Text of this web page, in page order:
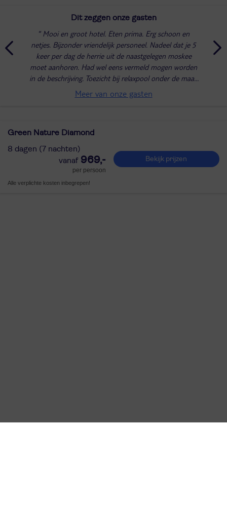
Dit zeggen onze gasten
Mooi en groot hotel. Eten prima. Erg schoon en
netjes. Bijzonder vriendelijk personeel. Nadeel dat je 5
keer per dag de herrie uit de naastgelegen moskee
moet aanhoren. Had wel eens vermeld mogen worden
in de beschrijving. Toezicht bij relaxpool onder de maat.
Ondanks verbod toch muziek, met ballen...
Meer van onze gasten
Green Nature Diamond
8 dagen (7 nachten)
969,-
per persoon
Bekijk prijzen
Alle verplichte kosten inbegrepen!